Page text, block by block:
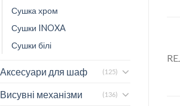
Сушка хром
Сушки INOXA
Сушки білі
Аксесуари для шаф (125)
Висувні механізми (136)